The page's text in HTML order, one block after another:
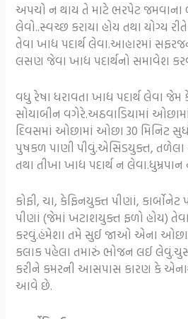
અપચો ન થાય તે માટે ભરપેટ જમવાના
લેવો..સ્વચ્છ કરાયા હોય તથા યોગ્ય
તેવા ખાદ્ય પદાર્થ લેવા.આહારમાં
લસણ જેવા ખાદ્ય પદાર્થનો સમાવેશ
વધુ રેષા ધરાવતા ખાદ્ય પદાર્થ લેવા
સોયાબીન વગેરે.અઠવાડિયામાં
દિવસમાં ઓછામાં ઓછા 30 મિનિટ
પુષકળ પાણી પીવું.એસિડયુક્ત, તળેલા
તથા તીખા ખાદ્ય પદાર્થ ન
કોફી, ચા, કેફિનયુક્ત પીણાં,
પીણાં (જેમાં ખટાશયુક્ત ફળો હોય)
કરવું.હંમેશા તમે સુઈ જાઓ એના
કલાક પહેલા તમારું ભોજન લઈ
કરીને કમરની આસપાસ કારણ કે
આવે છે.